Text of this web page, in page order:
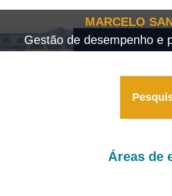
MARCELO
Gestão de desempenho e
Áreas de